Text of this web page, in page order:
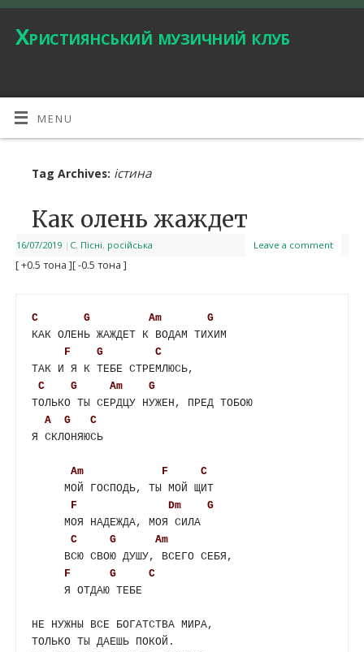
Християнський музичний клуб
MENU
Tag Archives: істина
Как олень жаждет
16/07/2019 | C, Пісні, російська Leave a comment
[ +0.5 тона ][ -0.5 тона ]
C G Am
G
КАК ОЛЕНЬ ЖАЖДЕТ К ВОДАМ ТИХИМ
F
G
C
ТАК И Я К ТЕБЕ СТРЕМЛЮСЬ,
C
G Am
G
ТОЛЬКО ТЫ СЕРДЦУ НУЖЕН, ПРЕД ТОБОЮ
A
G
C
Я СКЛОНЯЮСЬ
Am F
C
     МОЙ ГОСПОДЬ, ТЫ МОЙ ЩИТ
F
Dm
G
     МОЯ НАДЕЖДА, МОЯ СИЛА
C
G
Am
     ВСЮ СВОЮ ДУШУ, ВСЕГО СЕБЯ,
F
G
C
     Я ОТДАЮ ТЕБЕ
НЕ НУЖНЫ ВСЕ БОГАТСТВА МИРА,
ТОЛЬКО ТЫ ДАЕШЬ ПОКОЙ.